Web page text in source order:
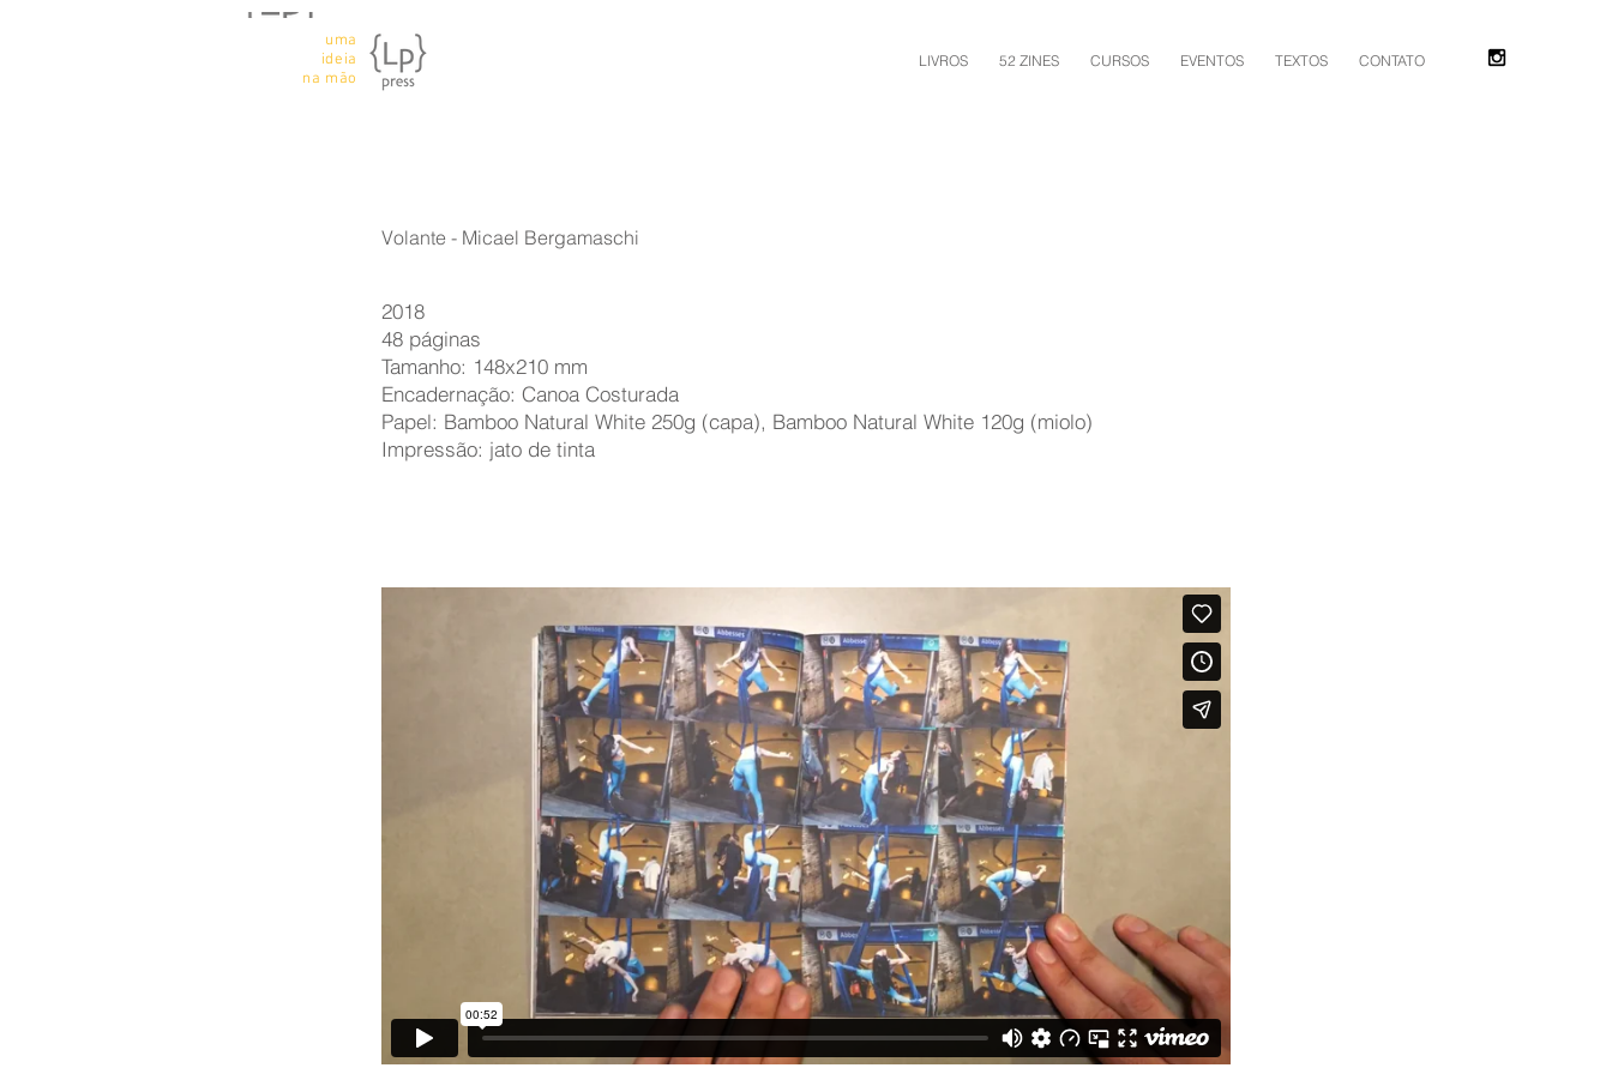
LIVROS 52 ZINES CURSOS EVENTOS TEXTOS CONTATO
uma
ideia
na mão
Volante - Micael Bergamaschi
2018
48 páginas
Tamanho: 148x210 mm
Encadernação: Canoa Costurada
Papel: Bamboo Natural White 250g (capa), Bamboo Natural White 120g (miolo)
Impressão: jato de tinta